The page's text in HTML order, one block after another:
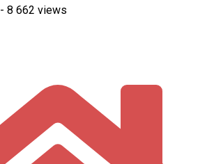
- 8 662 views